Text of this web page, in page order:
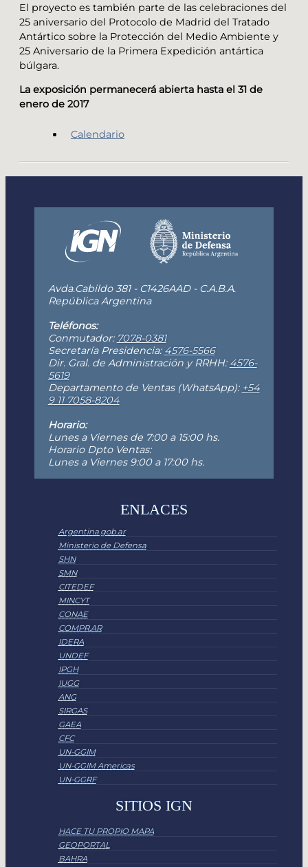
El proyecto es también parte de las celebraciones del
25 aniversario del Protocolo de Madrid del Tratado
Antártico sobre la Protección del Medio Ambiente y
25 Aniversario de la Primera Expedición antártica
búlgara.
La exposición permanecerá abierta hasta el 31 de
enero de 2017
Calendario
Avda.Cabildo 381 - C1426AAD - C.A.B.A.
República Argentina
Teléfonos:
Conmutador: 7078-0381
Secretaría Presidencia: 4576-5566
Dir. Gral. de Administración y RRHH: 4576-
5619
Departamento de Ventas (WhatsApp): +54
9 11 7058-8204
Horario:
Lunes a Viernes de 7:00 a 15:00 hs.
Horario Dpto Ventas:
Lunes a Viernes 9:00 a 17:00 hs.
ENLACES
Argentina.gob.ar
Ministerio de Defensa
SHN
SMN
CITEDEF
MINCYT
CONAE
COMPR.AR
IDERA
UNDEF
IPGH
IUGG
ANG
SIRGAS
GAEA
CFC
UN-GGIM
UN-GGIM Americas
UN-GGRF
SITIOS IGN
HACE TU PROPIO MAPA
GEOPORTAL
BAHRA